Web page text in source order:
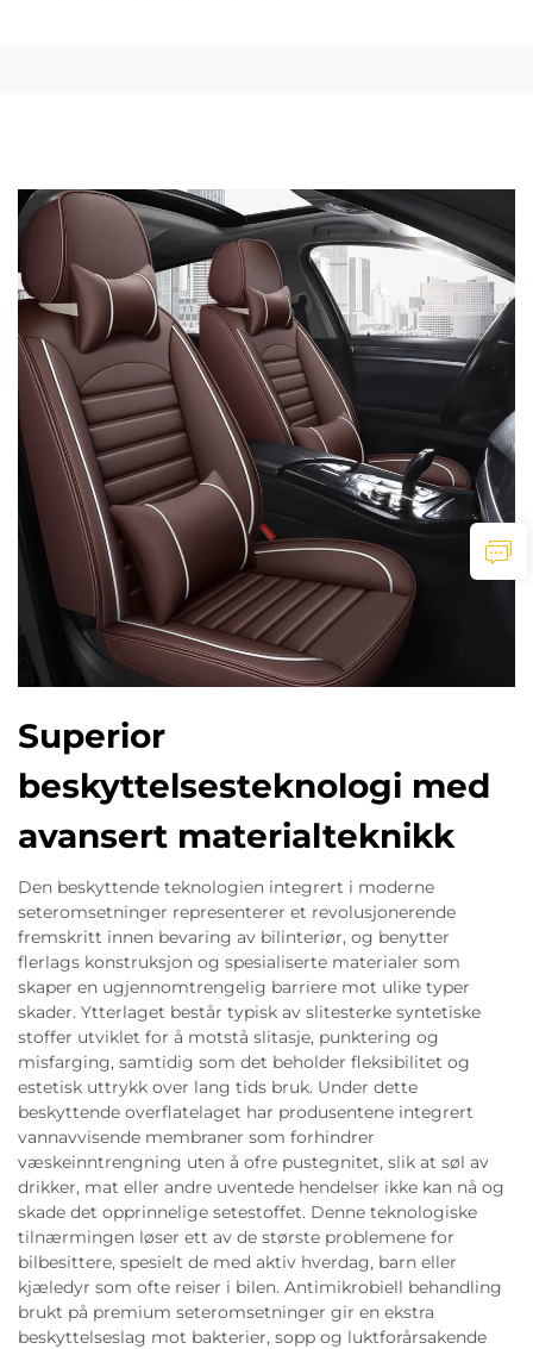
Superior
beskyttelsesteknologi med
avansert materialteknikk
Den beskyttende teknologien integrert i moderne
seteromsetninger representerer et revolusjonerende
fremskritt innen bevaring av bilinteriør, og benytter
flerlags konstruksjon og spesialiserte materialer som
skaper en ugjennomtrengelig barriere mot ulike typer
skader. Ytterlaget består typisk av slitesterke syntetiske
stoffer utviklet for å motstå slitasje, punktering og
misfarging, samtidig som det beholder fleksibilitet og
estetisk uttrykk over lang tids bruk. Under dette
beskyttende overflatelaget har produsentene integrert
vannavvisende membraner som forhindrer
væskeinntrengning uten å ofre pustegnitet, slik at søl av
drikker, mat eller andre uventede hendelser ikke kan nå og
skade det opprinnelige setestoffet. Denne teknologiske
tilnærmingen løser ett av de største problemene for
bilbesittere, spesielt de med aktiv hverdag, barn eller
kjæledyr som ofte reiser i bilen. Antimikrobiell behandling
brukt på premium seteromsetninger gir en ekstra
beskyttelseslag mot bakterier, sopp og luktforårsakende